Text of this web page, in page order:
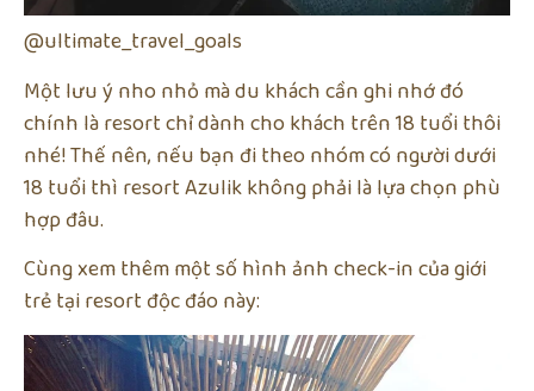
@ultimate_travel_goals
Một lưu ý nho nhỏ mà du khách cần ghi nhớ đó
chính là resort chỉ dành cho khách trên 18 tuổi thôi
nhé! Thế nên, nếu bạn đi theo nhóm có người dưới
18 tuổi thì resort Azulik không phải là lựa chọn phù
hợp đâu.
Cùng xem thêm một số hình ảnh check-in của giới
trẻ tại resort độc đáo này: